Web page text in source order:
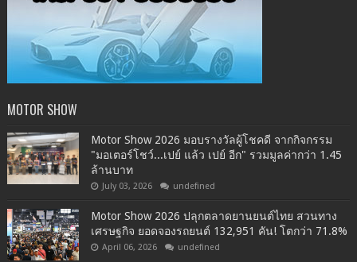
MOTOR SHOW
Motor Show 2026 มอบรางวัลผู้โชคดี จากกิจกรรม
"มอเตอร์โชว์...เปย์ แล้ว เปย์ อีก" รวมมูลค่ากว่า 1.45
ล้านบาท
July 03, 2026 undefined
Motor Show 2026 ปลุกตลาดยานยนต์ไทย สวนทาง
เศรษฐกิจ ยอดจองรถยนต์ 132,951 คัน! โตกว่า 71.8%
April 06, 2026 undefined